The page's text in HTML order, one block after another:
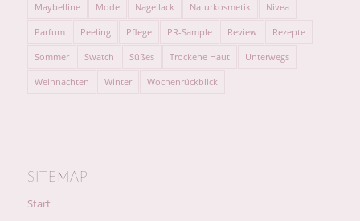
Maybelline Mode Nagellack Naturkosmetik Nivea
Parfum Peeling Pflege PR-Sample Review Rezepte
Sommer Swatch Süßes Trockene Haut Unterwegs
Weihnachten Winter Wochenrückblick
SITEMAP
Start